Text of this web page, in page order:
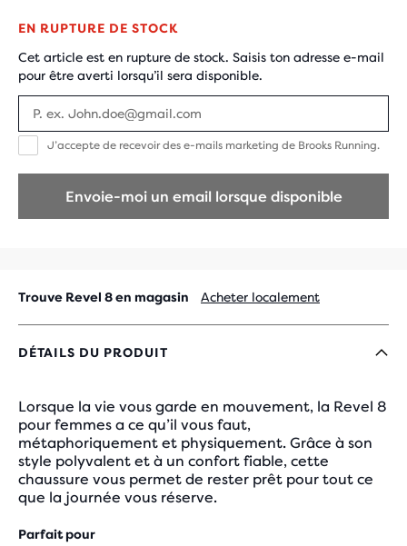
EN RUPTURE DE STOCK
Cet article est en rupture de stock. Saisis ton adresse e-mail
pour être averti lorsqu’il sera disponible.
J’accepte
de
recevoir
J’accepte de recevoir des e-mails marketing de Brooks Running.
Envoie-moi un email lorsque disponible
Trouve Revel 8 en magasin Acheter localement
DÉTAILS DU PRODUIT
Lorsque la vie vous garde en mouvement, la Revel 8
pour femmes a ce qu’il vous faut,
métaphoriquement et physiquement. Grâce à son
style polyvalent et à un confort fiable, cette
chaussure vous permet de rester prêt pour tout ce
que la journée vous réserve.
Parfait pour